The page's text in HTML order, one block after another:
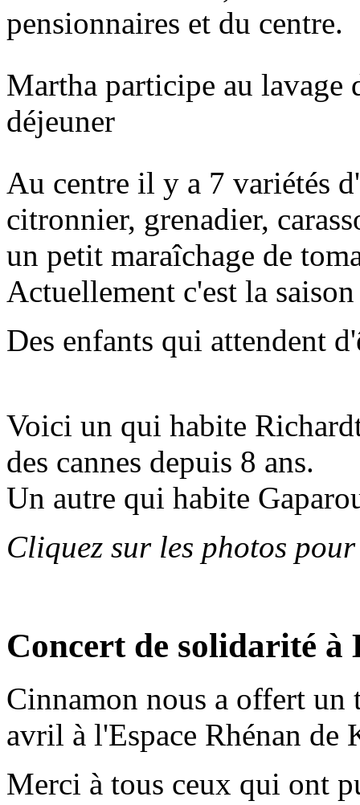
pensionnaires et du centre.
Martha participe au lavage
déjeuner
Au centre il y a 7 variétés
citronnier, grenadier,
un petit maraîchage de
Actuellement c'est la
Des enfants qui attendent
Voici un qui habite
des cannes depuis 8 ans.
Un autre qui habite
Cliquez sur les photos
Concert de solidarité à
Cinnamon nous a offert un
avril à l'Espace Rhénan de
Merci à tous ceux qui ont